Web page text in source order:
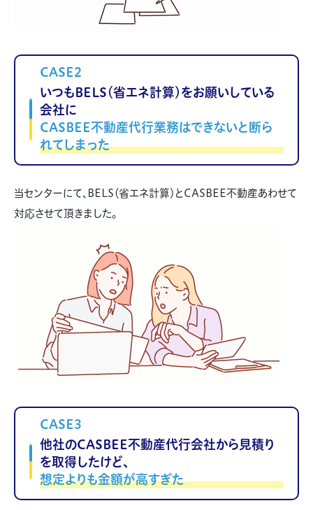
CASE2
いつもBELS（省エネ計算）をお願いしている
会社に
CASBEE不動産代行業務はできないと断ら
れてしまった
当センターにて、BELS（省エネ計算）とCASBEE不動産あわせて
対応させて頂きました。
CASE3
他社のCASBEE不動産代行会社から見積り
を取得したけど、
想定よりも金額が高すぎた